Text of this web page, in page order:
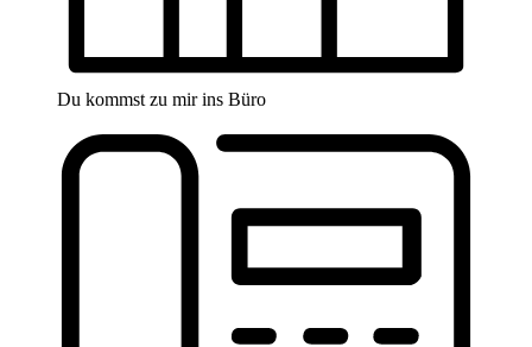
Du kommst zu mir ins Büro